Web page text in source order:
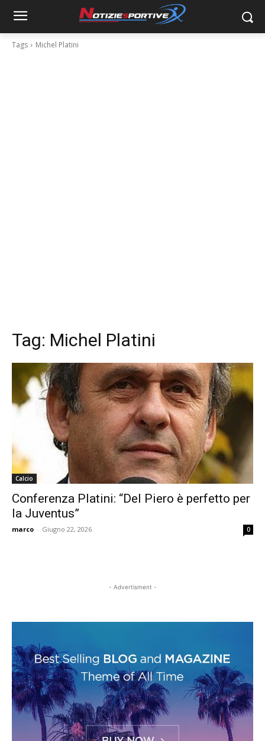
Tags Michel Platini
Tag: Michel Platini
Calcio
Conferenza Platini: “Del Piero è perfetto per
la Juventus”
marco - Giugno 22, 2026 0
- Advertisment -